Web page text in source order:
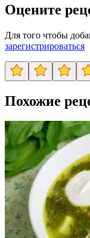
Оцените
Для того чтобы
зарегистрироваться
Похожие